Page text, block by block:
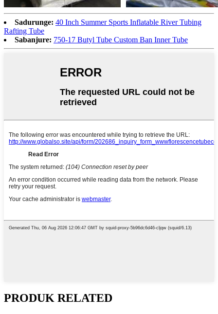
Sadurunge: 40 Inch Summer Sports Inflatable River Tubing
Rafting Tube
Sabanjure: 750-17 Butyl Tube Custom Ban Inner Tube
PRODUK RELATED